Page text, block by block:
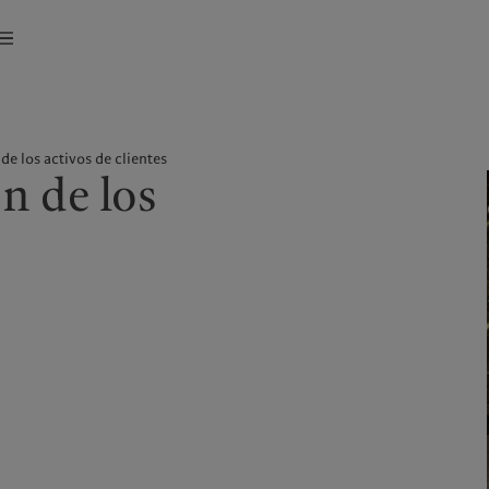
Bahamas
Qué hacemos
los activos de clientes
de los